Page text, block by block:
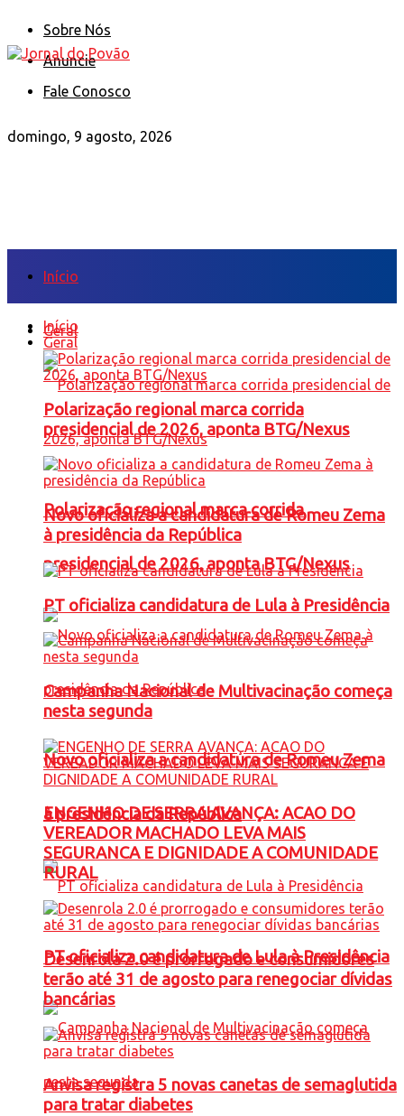
Sobre Nós
Anuncie
Fale Conosco
domingo, 9 agosto, 2026
Início
Geral
Polarização regional marca corrida
presidencial de 2026, aponta BTG/Nexus
Novo oficializa a candidatura de Romeu Zema
à presidência da República
PT oficializa candidatura de Lula à Presidência
Início
Geral
Polarização regional marca corrida
presidencial de 2026, aponta BTG/Nexus
Novo oficializa a candidatura de Romeu Zema
à presidência da República
PT oficializa candidatura de Lula à Presidência
Campanha Nacional de Multivacinação começa
nesta segunda
ENGENHO DE SERRA AVANÇA: ACAO DO
VEREADOR MACHADO LEVA MAIS
SEGURANCA E DIGNIDADE A COMUNIDADE
RURAL
Desenrola 2.0 é prorrogado e consumidores
terão até 31 de agosto para renegociar dívidas
bancárias
Anvisa registra 5 novas canetas de semaglutida
para tratar diabetes